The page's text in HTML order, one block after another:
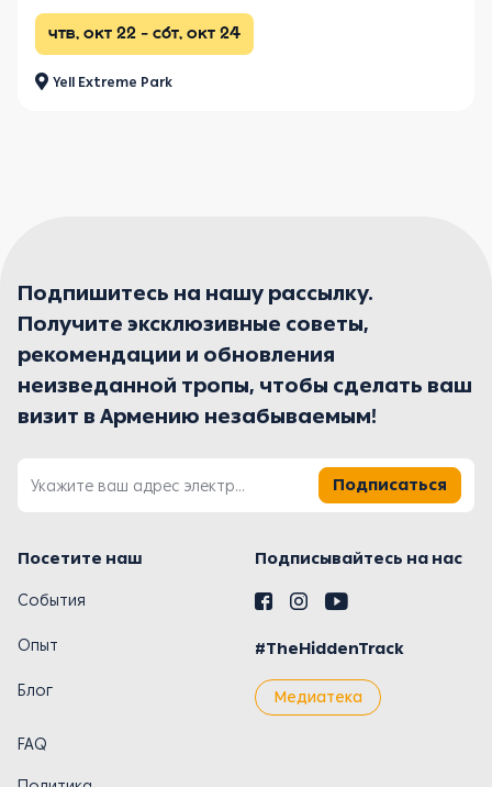
чтв, окт 22 - сбт, окт 24
Yell Extreme Park
Подпишитесь на нашу рассылку.
Получите эксклюзивные советы,
рекомендации и обновления
неизведанной тропы, чтобы сделать ваш
визит в Армению незабываемым!
Подписаться
Посетите наш Подписывайтесь на нас
События
Опыт #TheHiddenTrack
Блог Медиатека
FAQ